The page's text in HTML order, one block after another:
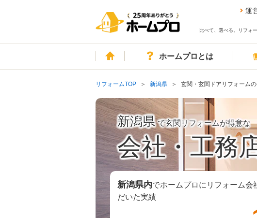
運
比べて、選べる。リフォ
ホームホームプロとは
リフォームTOP 新潟県 玄関・玄関ドアリフォーム
新潟県 で玄関リフォームが得意な
会社・工務
新潟県内でホームプロにリフォーム会
だいた実績